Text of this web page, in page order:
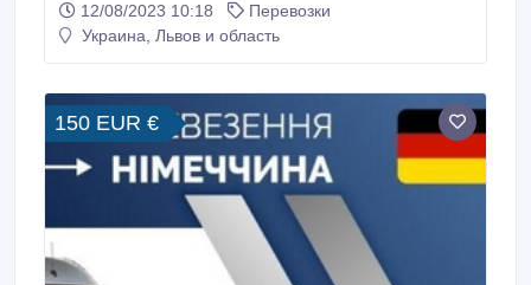
Надаємо послуги трансферу Івано-Франківська в
Буковель, Ясіня, Карпати. Маємо гарний автопарк,
12/08/2023 10:18
Перевозки
Украина, Львов и область
150 EUR €